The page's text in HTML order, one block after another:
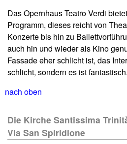
Das Opernhaus Teatro Verdi
Programm, dieses reicht von
Konzerte bis hin zu
auch hin und wieder als Kino
Fassade eher schlicht ist, das
schlicht, sondern es ist fantastisch.
nach oben
Die Kirche Santissima
Via San Spiridione